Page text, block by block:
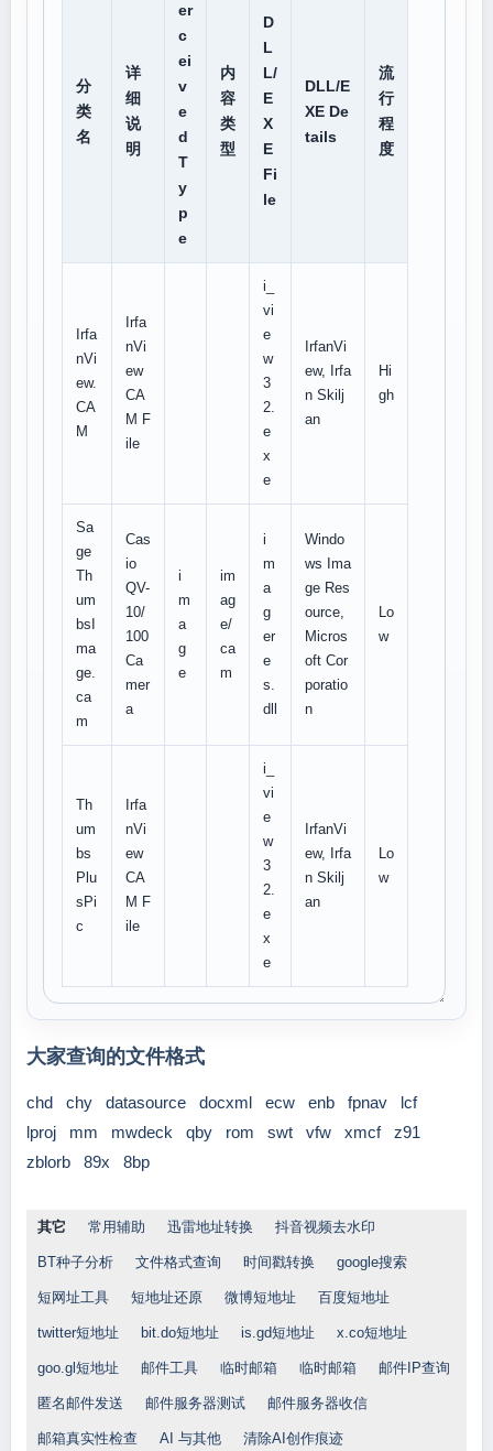
分
类
名
详
细
说
明
er
c
ei
v
e
d
T
y
p
e
内
容
类
型
D
L
L/
E
X
E
Fi
le
DLL/E
XE De
tails
流
行
程
度
Irfa
nVi
ew.
CA
M
Irfa
nVi
ew
CA
M F
ile
i_
vi
e
w
3
2.
e
x
e
IrfanVi
ew, Irfa
n Skilj
an
Hi
gh
Sa
ge
Th
um
bsI
ma
ge.
ca
m
Cas
io
QV-
10/
100
Ca
mer
a
i
m
a
g
e
im
ag
e/
ca
m
i
m
a
g
er
e
s.
dll
Windo
ws Ima
ge Res
ource,
Micros
oft Cor
poratio
n
Lo
w
Th
um
bs
Plu
sPi
c
Irfa
nVi
ew
CA
M F
ile
i_
vi
e
w
3
2.
e
x
e
IrfanVi
ew, Irfa
n Skilj
an
Lo
w
大家查询的文件格式
chd chy datasource docxml ecw enb fpnav
lcf
lproj
mm mwdeck qby rom swt vfw xmcf
z91
zblorb
89x 8bp
其它 常用辅助 迅雷地址转换 抖音视频去水印
BT种子分析 文件格式查询 时间戳转换 google搜索
短网址工具 短地址还原 微博短地址 百度短地址
twitter短地址 bit.do短地址 is.gd短地址 x.co短地址
goo.gl短地址 邮件工具 临时邮箱 临时邮箱 邮件IP查询
匿名邮件发送 邮件服务器测试 邮件服务器收信
邮箱真实性检查 AI 与其他 清除AI创作痕迹